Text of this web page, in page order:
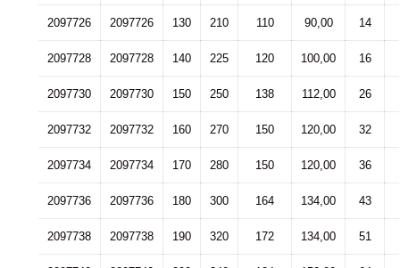
2097726 2097726 130 210 110 90,00 14
2097728 2097728 140 225 120 100,00 16
2097730 2097730 150 250 138 112,00 26
2097732 2097732 160 270 150 120,00 32
2097734 2097734 170 280 150 120,00 36
2097736 2097736 180 300 164 134,00 43
2097738 2097738 190 320 172 134,00 51